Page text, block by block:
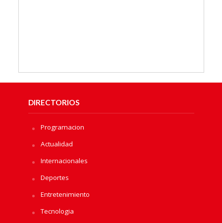
DIRECTORIOS
Programacion
Actualidad
Internacionales
Deportes
Entretenimiento
Tecnologia